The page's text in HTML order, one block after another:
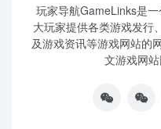
玩家导航GameLinks是
大玩家提供各类游戏发行
及游戏资讯等游戏网站的
文游戏网站